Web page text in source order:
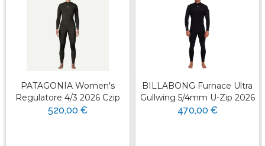
PATAGONIA Women's
Regulatore 4/3 2026 Czip
520,00 €
BILLABONG Furnace Ultra
Gullwing 5/4mm U-Zip 2026
470,00 €